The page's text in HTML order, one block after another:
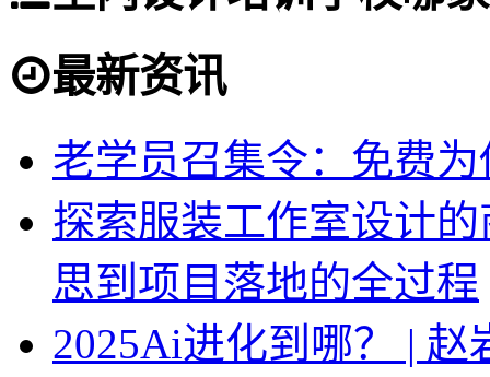
最新资讯
老学员召集令：免费
探索服装工作室设计
思到项目落地的全过程
2025Ai进化到哪？ |